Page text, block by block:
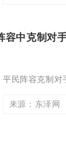
容中克制对
平民阵容克制对
来源：东泽网